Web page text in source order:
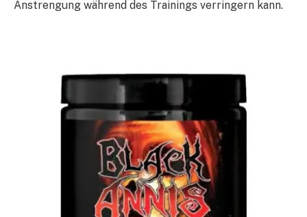
Anstrengung während des Trainings verringern kann.